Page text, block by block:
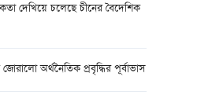
দেখিয়ে চলেছে চীনের বৈদেশিক
অর্থনৈতিক প্রবৃদ্ধির পূর্বাভাস